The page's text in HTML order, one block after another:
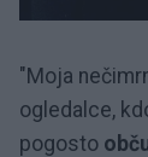
"Moja
ogledalce,
pogosto